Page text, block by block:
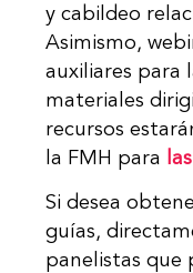
y cabildeo
Asimismo,
auxiliares para
materiales
recursos
la FMH para
Si desea
guías,
panelistas que